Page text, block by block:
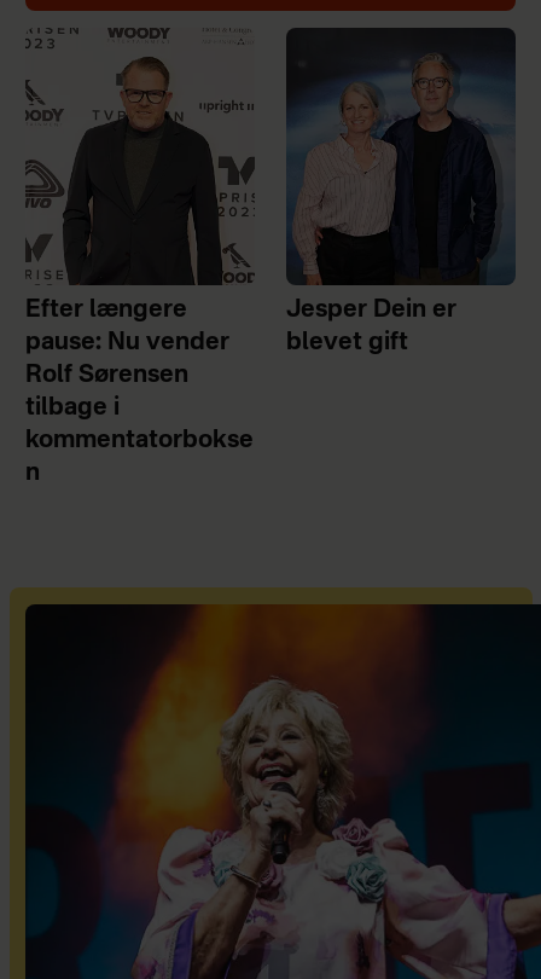
Efter længere
pause: Nu vender
Rolf Sørensen
tilbage i
kommentatorbokse
n
Jesper Dein er
blevet gift